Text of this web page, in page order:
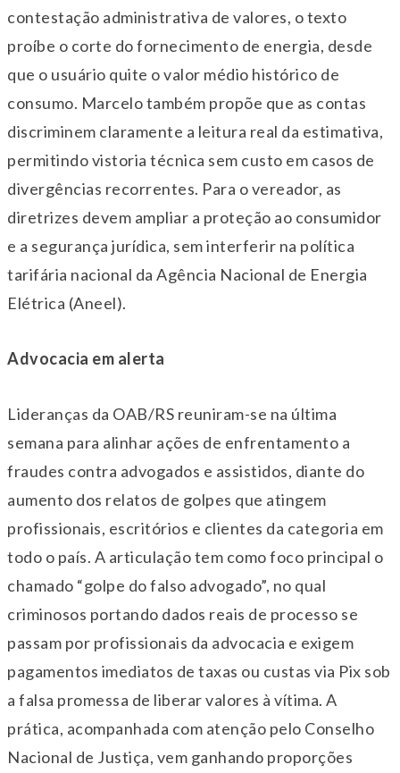
contestação administrativa de valores, o texto
proíbe o corte do fornecimento de energia, desde
que o usuário quite o valor médio histórico de
consumo. Marcelo também propõe que as contas
discriminem claramente a leitura real da estimativa,
permitindo vistoria técnica sem custo em casos de
divergências recorrentes. Para o vereador, as
diretrizes devem ampliar a proteção ao consumidor
e a segurança jurídica, sem interferir na política
tarifária nacional da Agência Nacional de Energia
Elétrica (Aneel).
Advocacia em alerta
Lideranças da OAB/RS reuniram-se na última
semana para alinhar ações de enfrentamento a
fraudes contra advogados e assistidos, diante do
aumento dos relatos de golpes que atingem
profissionais, escritórios e clientes da categoria em
todo o país. A articulação tem como foco principal o
chamado “golpe do falso advogado”, no qual
criminosos portando dados reais de processo se
passam por profissionais da advocacia e exigem
pagamentos imediatos de taxas ou custas via Pix sob
a falsa promessa de liberar valores à vítima. A
prática, acompanhada com atenção pelo Conselho
Nacional de Justiça, vem ganhando proporções